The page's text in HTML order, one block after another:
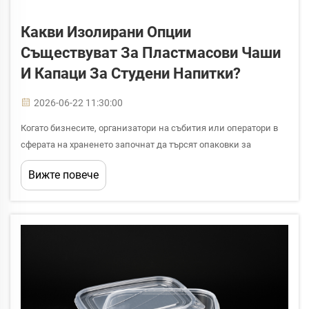
Какви Изолирани Опции
Съществуват За Пластмасови Чаши
И Капаци За Студени Напитки?
2026-06-22 11:30:00
Когато бизнесите, организатори на събития или оператори в
сферата на храненето започнат да търсят опаковки за
напитки, един от най-практичните въпроси, с които се
сблъскват, е какви изолирани опции съществуват за
Вижте повече